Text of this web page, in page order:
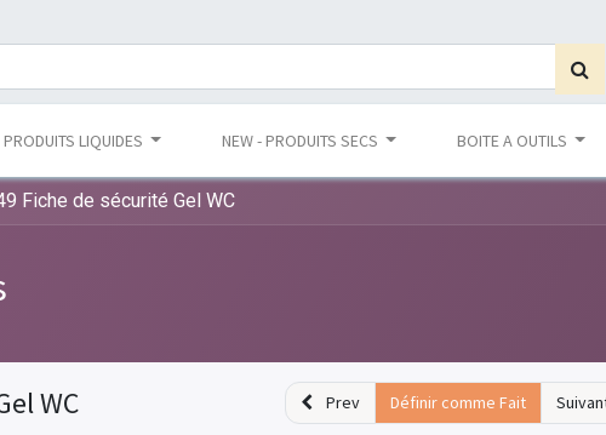
PRODUITS LIQUIDES NEW - PRODUITS SECS BOITE A OUTILS
Fiche de sécurité Gel WC
WC Prev Définir comme Fait